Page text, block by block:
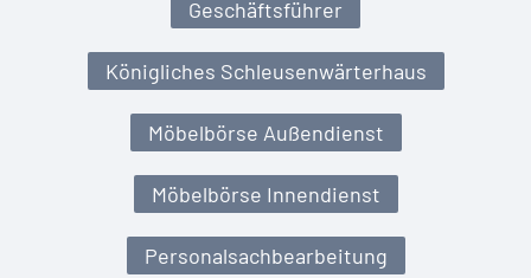
Geschäftsführer
Königliches Schleusenwärterhaus
Möbelbörse Außendienst
Möbelbörse Innendienst
Personalsachbearbeitung